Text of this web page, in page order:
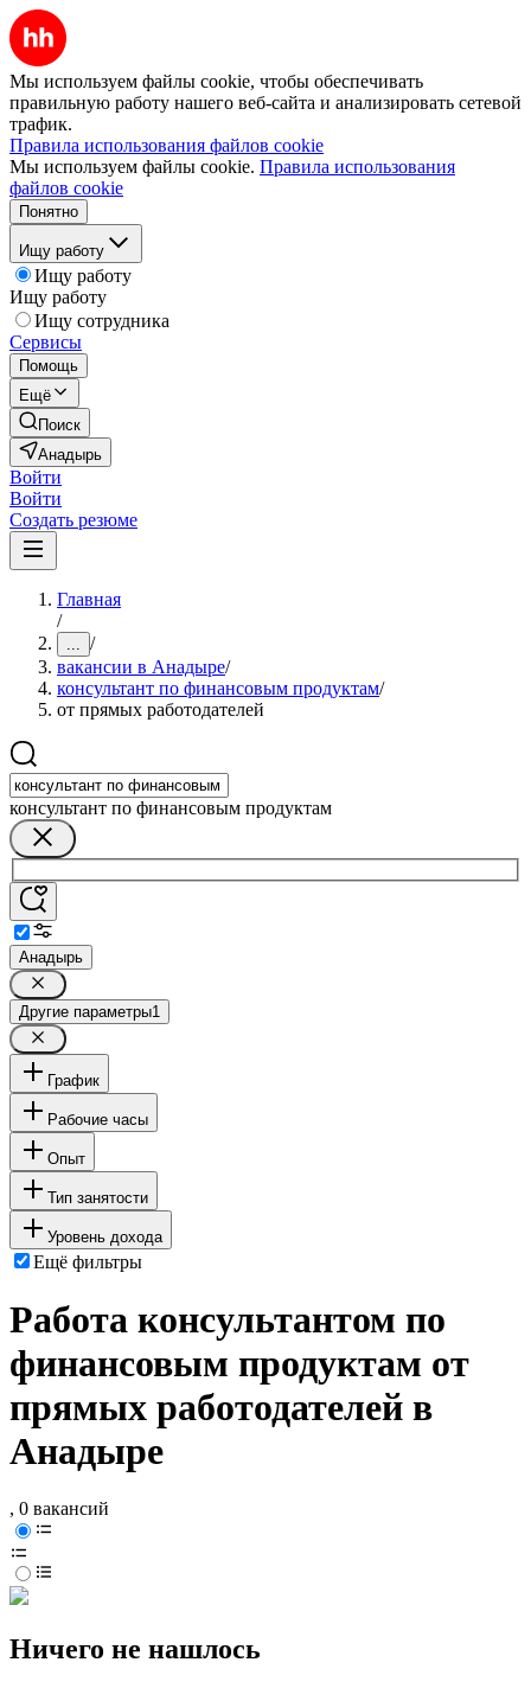
Мы используем файлы cookie, чтобы обеспечивать
правильную работу нашего веб-сайта и анализировать сетевой
трафик.
Правила использования файлов cookie
Мы используем файлы cookie. Правила использования
файлов cookie
Понятно
Ищу работу
Ищу работу
Ищу работу
Ищу сотрудника
Сервисы
Помощь
Ещё
Поиск
Анадырь
Войти
Войти
Создать резюме
Главная
/
... /
вакансии в Анадыре/
консультант по финансовым продуктам/
от прямых работодателей
консультант по финансовым продуктам
Анадырь
Другие параметры1
График
Рабочие часы
Опыт
Тип занятости
Уровень дохода
Ещё фильтры
Работа консультантом по
финансовым продуктам от
прямых работодателей в
Анадыре
, 0 вакансий
Ничего не нашлось